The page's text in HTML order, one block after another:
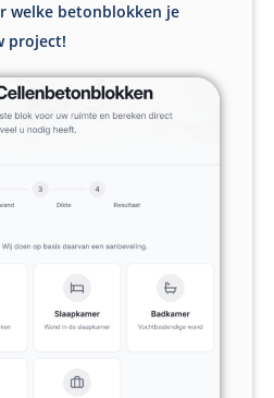
welke betonblokken je
project!